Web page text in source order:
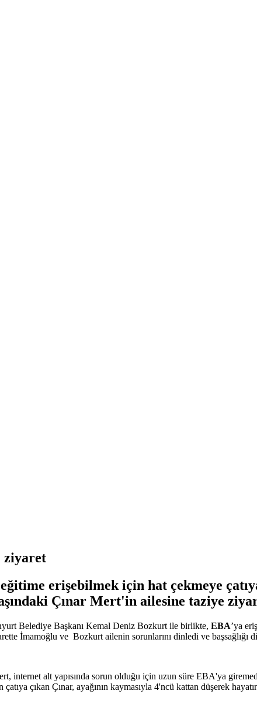
ziyaret
erişebilmek için hat çekmeye
Çınar Mert'in ailesine taziye
Belediye Başkanı Kemal Deniz Bozkurt ile birlikte, EBA’ya
İmamoğlu ve Bozkurt ailenin sorunlarını dinledi ve başsağlığı
internet alt yapısında sorun olduğu için uzun süre EBA'ya
çıkan Çınar, ayağının kaymasıyla 4'ncü kattan düşerek